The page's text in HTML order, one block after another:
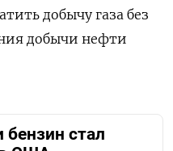
добычу газа без
добычи нефти
бензин стал